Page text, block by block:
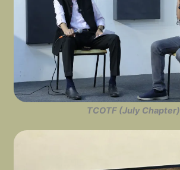
TCOTF (July Chapter)